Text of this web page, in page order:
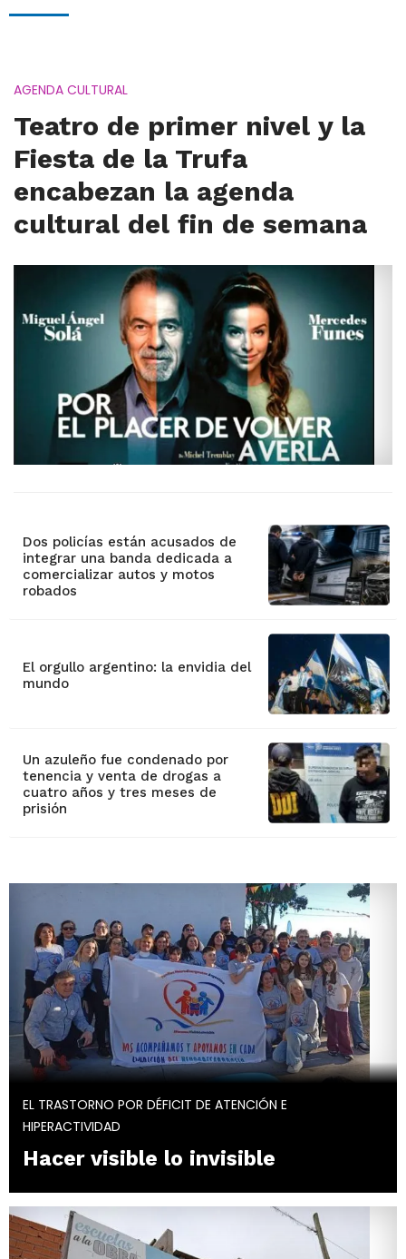
AGENDA CULTURAL
Teatro de primer nivel y la
Fiesta de la Trufa
encabezan la agenda
cultural del fin de semana
Dos policías están acusados de
integrar una banda dedicada a
comercializar autos y motos
robados
El orgullo argentino: la envidia del
mundo
Un azuleño fue condenado por
tenencia y venta de drogas a
cuatro años y tres meses de
prisión
EL TRASTORNO POR DÉFICIT DE ATENCIÓN E
HIPERACTIVIDAD
Hacer visible lo invisible